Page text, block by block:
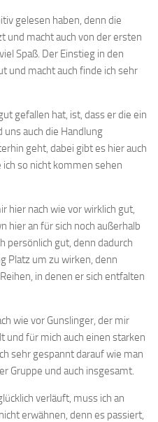
gelesen haben, denn die
und macht auch von der ersten
Spaß. Der Einstieg in den
und macht auch finde ich sehr
gefallen hat, ist, dass er die ein
auch die Handlung
geht, dabei gibt es hier auch
so nicht kommen sehen
hier nach wie vor wirklich gut,
hier an für sich noch außerhalb
persönlich gut, denn dadurch
Platz um zu wirken, denn
in denen er sich entfalten
wie vor Gunslinger, der mir
und für mich auch einen starken
sehr gespannt darauf wie man
Gruppe und auch insgesamt.
verläuft, muss ich an
erwähnen, denn es passiert,